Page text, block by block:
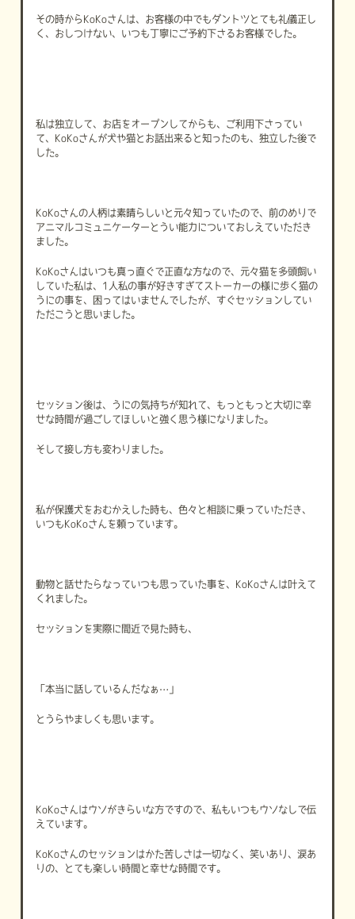
その時から KoKoさんは、お客様の中でもダントツとても礼儀正し
く、おしつけない、いつも丁寧にご予約下さるお客様でした。
私は独立して、お店をオープンしてからも、ご利用下さってい
て、
KoKoさんが犬や猫とお話出来ると知ったのも、独立した後で
した。
KoKoさんの人柄は素晴らしいと元々知っていたので、前のめりで
アニマルコミュニケーターとうい能力についておしえていただき
ました。
KoKoさんはいつも真っ直ぐで正直な方なので、元々猫を多頭飼い
していた私は、
1 人私の事が好きすぎてストーカーの様に歩く猫の
うにの事を、困ってはいませんでしたが、すぐセッションしてい
ただこうと思いました。
セッション後は、うにの気持ちが知れて、もっともっと大切に幸
せな時間が過ごしてほしいと強く思う様になりました。
そして接し方も変わりました。
私が保護犬をおむかえした時も、色々と相談に乗っていただき、
いつもKoKoさんを頼っています。
動物と話せたらなっていつも思っていた事を、 KoKoさんは叶えて
くれました。
セッションを実際に間近で見た時も、
「本当に話しているんだなぁ … 」
とうらやましくも思います。
KoKoさんはウソがきらいな方ですので、私もいつもウソなしで伝
えています。
KoKoさんのセッションはかた苦しさは一切なく、笑いあり、涙あ
りの、とても楽しい時間と幸せな時間です。